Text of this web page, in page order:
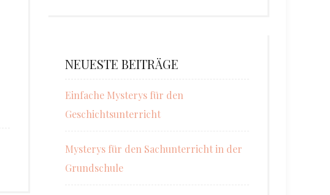
NEUESTE BEITRÄGE
Einfache Mysterys für den
Geschichtsunterricht
Mysterys für den Sachunterricht in der
Grundschule